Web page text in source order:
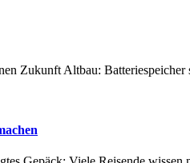
Zukunft Altbau: